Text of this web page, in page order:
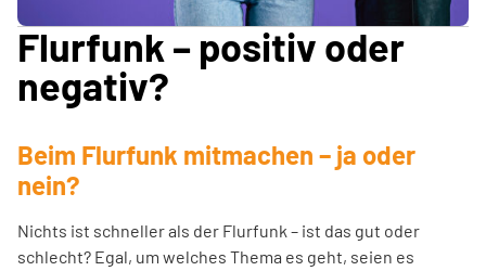
Flurfunk – positiv oder
negativ?
Beim Flurfunk mitmachen – ja oder
nein?
Nichts ist schneller als der Flurfunk – ist das gut oder
schlecht? Egal, um welches Thema es geht, seien es